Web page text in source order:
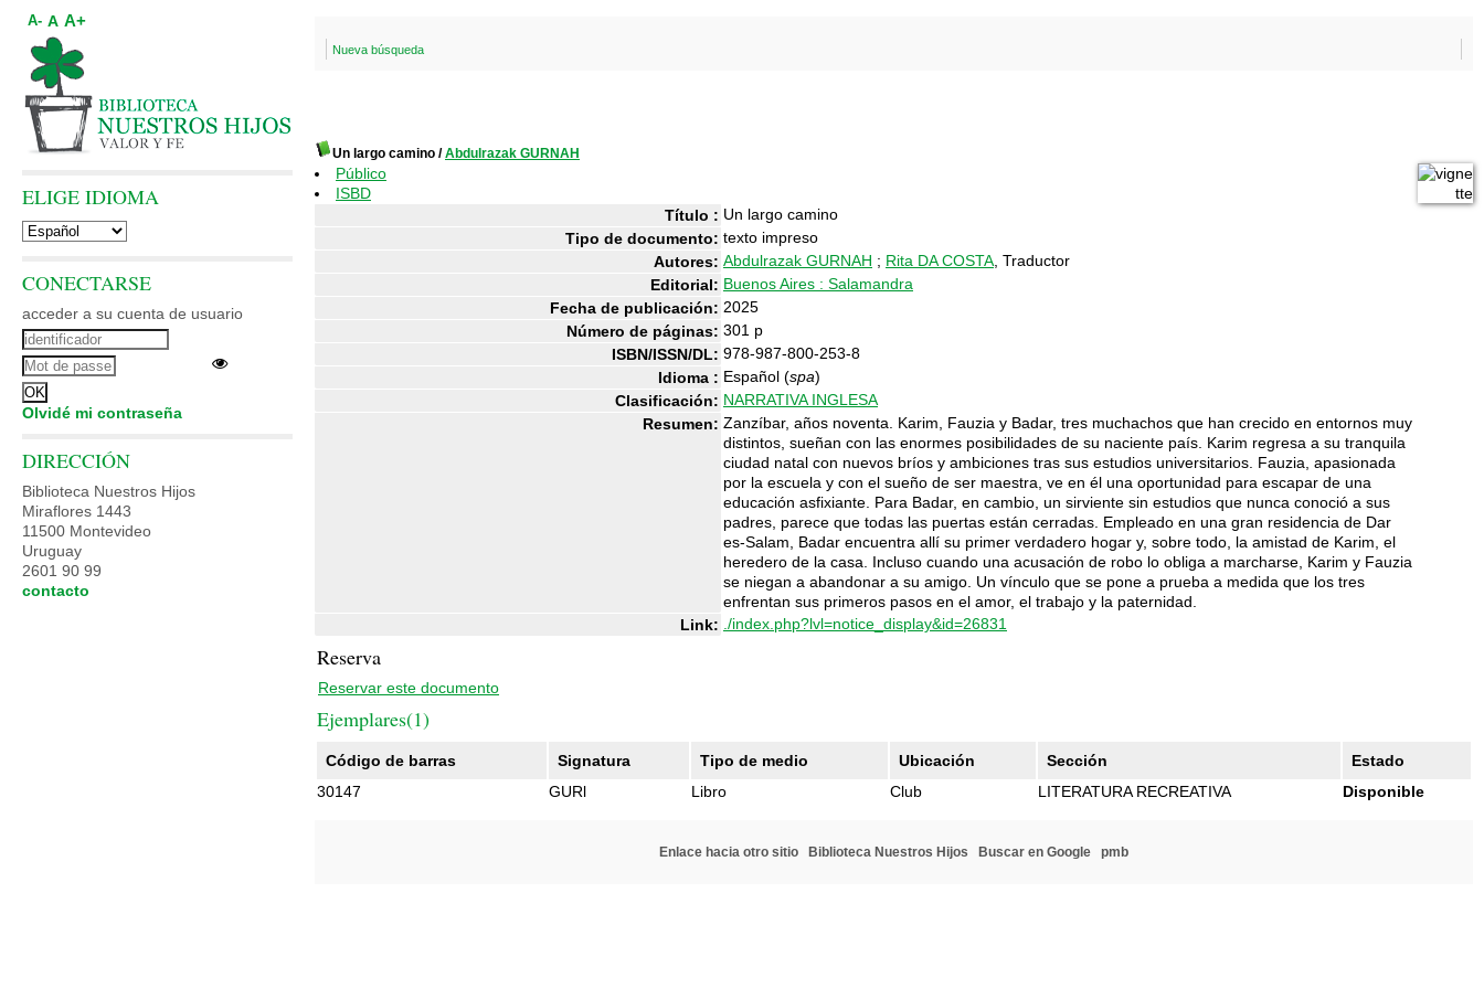
Nueva búsqueda
Un largo camino /Abdulrazak GURNAH
Público
ISBD
Título : Un largo camino
Tipo de documento: texto impreso
Autores: Abdulrazak GURNAH ; Rita DA COSTA , Traductor
Editorial: Buenos Aires : Salamandra
Fecha de publicación: 2025
Número de páginas: 301 p
ISBN/ISSN/DL: 978-987-800-253-8
Idioma : Español (spa)
Clasificación: NARRATIVA INGLESA
Resumen: Zanzíbar, años noventa. Karim, Fauzia y Badar, tres muchachos que han crecido en entornos muy
distintos, sueñan con las enormes posibilidades de su naciente país. Karim regresa a su tranquila
ciudad natal con nuevos bríos y ambiciones tras sus estudios universitarios. Fauzia, apasionada
por la escuela y con el sueño de ser maestra, ve en él una oportunidad para escapar de una
educación asfixiante. Para Badar, en cambio, un sirviente sin estudios que nunca conoció a sus
padres, parece que todas las puertas están cerradas. Empleado en una gran residencia de Dar
es-Salam, Badar encuentra allí su primer verdadero hogar y, sobre todo, la amistad de Karim, el
heredero de la casa. Incluso cuando una acusación de robo lo obliga a marcharse, Karim y Fauzia
se niegan a abandonar a su amigo. Un vínculo que se pone a prueba a medida que los tres
enfrentan sus primeros pasos en el amor, el trabajo y la paternidad.
Link: ./index.php?lvl=notice_display&id=26831
Reserva
Reservar este documento
Ejemplares(1)
Código de barras Signatura Tipo de medio Ubicación Sección
Estado
30147
GURl Libro Club LITERATURA RECREATIVA Disponible
Enlace hacia otro sitio Biblioteca Nuestros Hijos Buscar en Google pmb
A- A A+
ELIGE IDIOMA
CONECTARSE
acceder a su cuenta de usuario
Olvidé mi contraseña
DIRECCIÓN
Biblioteca Nuestros Hijos
Miraflores 1443
11500 Montevideo
Uruguay
2601 90 99
contacto